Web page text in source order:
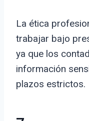
La ética
trabajar bajo
ya que los
información
plazos estrictos.